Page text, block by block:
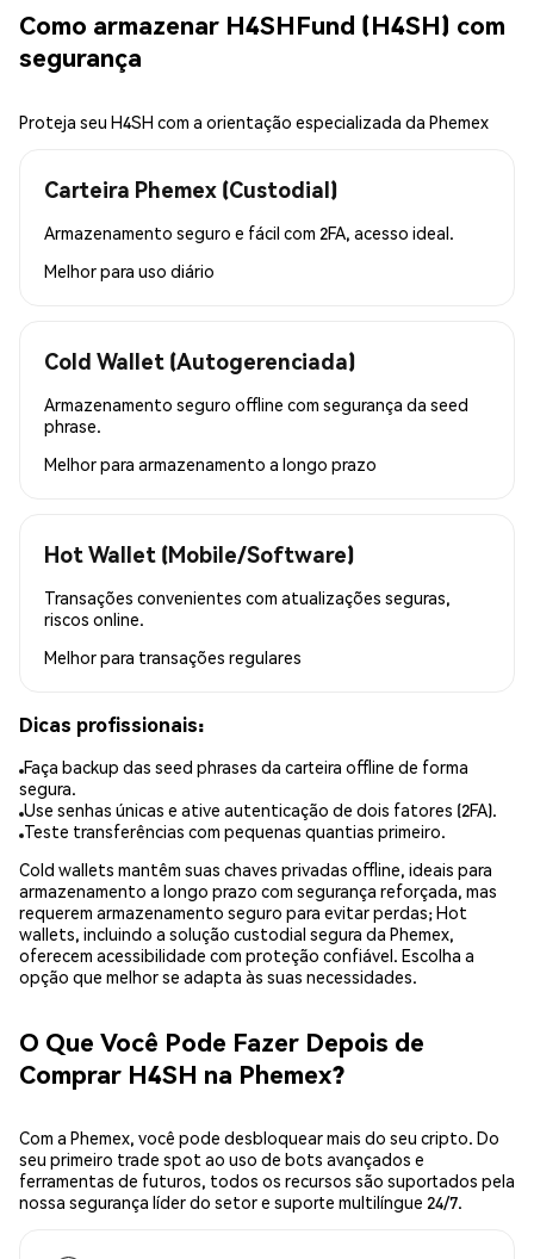
Como armazenar H4SHFund (H4SH) com
segurança
Proteja seu H4SH com a orientação especializada da Phemex
Carteira Phemex (Custodial)
Armazenamento seguro e fácil com 2FA, acesso ideal.
Melhor para uso diário
Cold Wallet (Autogerenciada)
Armazenamento seguro offline com segurança da seed
phrase.
Melhor para armazenamento a longo prazo
Hot Wallet (Mobile/Software)
Transações convenientes com atualizações seguras,
riscos online.
Melhor para transações regulares
Dicas profissionais:
Faça backup das seed phrases da carteira offline de forma
segura.
Use senhas únicas e ative autenticação de dois fatores (2FA).
Teste transferências com pequenas quantias primeiro.
Cold wallets mantêm suas chaves privadas offline, ideais para
armazenamento a longo prazo com segurança reforçada, mas
requerem armazenamento seguro para evitar perdas; Hot
wallets, incluindo a solução custodial segura da Phemex,
oferecem acessibilidade com proteção confiável. Escolha a
opção que melhor se adapta às suas necessidades.
O Que Você Pode Fazer Depois de
Comprar H4SH na Phemex?
Com a Phemex, você pode desbloquear mais do seu cripto. Do
seu primeiro trade spot ao uso de bots avançados e
ferramentas de futuros, todos os recursos são suportados pela
nossa segurança líder do setor e suporte multilíngue 24/7.